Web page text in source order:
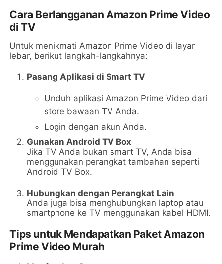
Cara Berlangganan Amazon Prime Video
di TV
Untuk menikmati Amazon Prime Video di layar
lebar, berikut langkah-langkahnya:
Pasang Aplikasi di Smart TV
Unduh aplikasi Amazon Prime Video dari
store bawaan TV Anda.
Login dengan akun Anda.
Gunakan Android TV Box
Jika TV Anda bukan smart TV, Anda bisa
menggunakan perangkat tambahan seperti
Android TV Box.
Hubungkan dengan Perangkat Lain
Anda juga bisa menghubungkan laptop atau
smartphone ke TV menggunakan kabel HDMI.
Tips untuk Mendapatkan Paket Amazon
Prime Video Murah